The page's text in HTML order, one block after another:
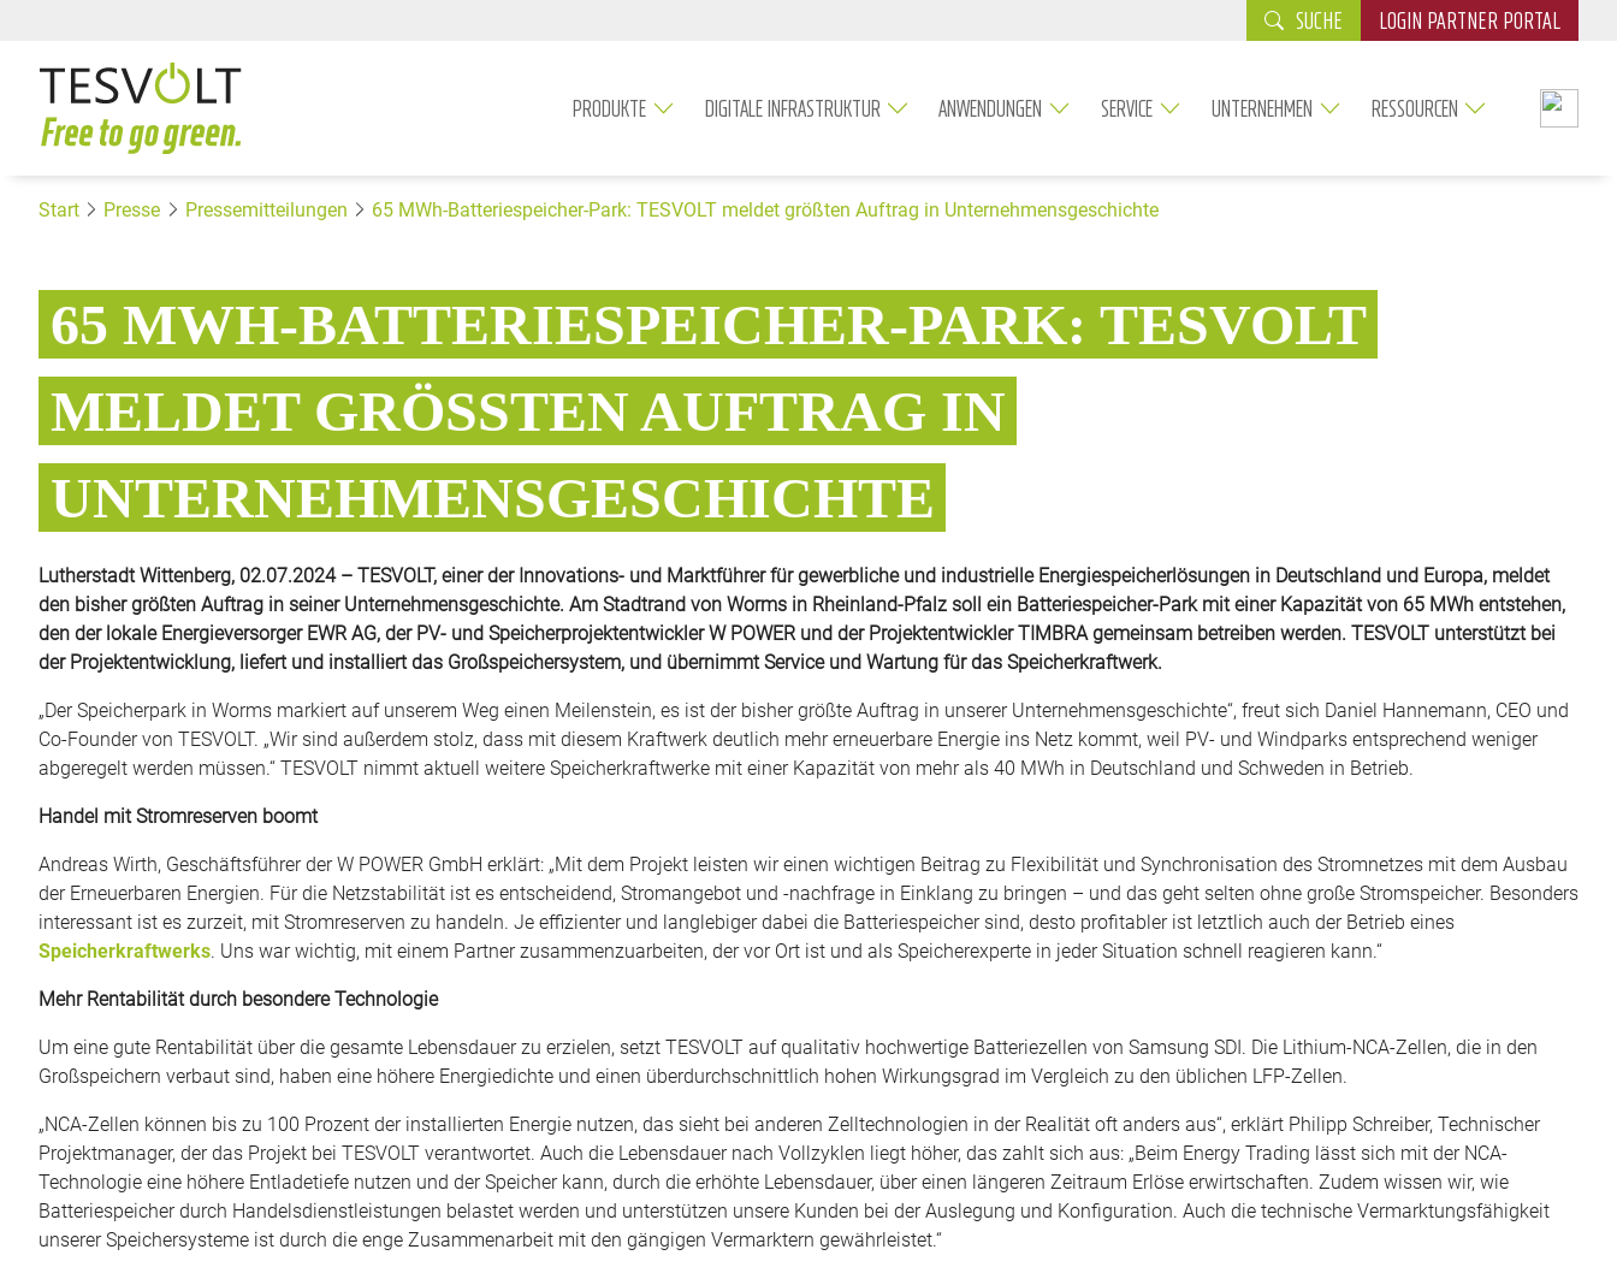
SUCHE LOGIN PARTNER PORTAL
PRODUKTE DIGITALE INFRASTRUKTUR ANWENDUNGEN SERVICE UNTERNEHMEN RESSOURCEN
Start Presse Pressemitteilungen 65 MWh-Batteriespeicher-Park: TESVOLT meldet größten Auftrag in Unternehmensgeschichte
65 MWH-BATTERIESPEICHER-PARK: TESVOLT
MELDET GRÖSSTEN AUFTRAG IN U
NTERNEHMENSGESCHICHTE
Lutherstadt Wittenberg, 02.07.2024 – TESVOLT, einer der Innovations- und Marktführer für gewerbliche und industrielle Energiespeicherlösungen in Deutschland und Europa, meldet
den bisher größten Auftrag in seiner Unternehmensgeschichte. Am Stadtrand von Worms in Rheinland-Pfalz soll ein Batteriespeicher-Park mit einer Kapazität von 65 MWh entstehen,
den der lokale Energieversorger EWR AG, der PV- und Speicherprojektentwickler W POWER und der Projektentwickler TIMBRA gemeinsam betreiben werden. TESVOLT unterstützt bei
der Projektentwicklung, liefert und installiert das Großspeichersystem, und übernimmt Service und Wartung für das Speicherkraftwerk.
„Der Speicherpark in Worms markiert auf unserem Weg einen Meilenstein, es ist der bisher größte Auftrag in unserer Unternehmensgeschichte“, freut sich Daniel Hannemann, CEO und
Co-Founder von TESVOLT. „Wir sind außerdem stolz, dass mit diesem Kraftwerk deutlich mehr erneuerbare Energie ins Netz kommt, weil PV- und Windparks entsprechend weniger
abgeregelt werden müssen.“ TESVOLT nimmt aktuell weitere Speicherkraftwerke mit einer Kapazität von mehr als 40 MWh in Deutschland und Schweden in Betrieb.
Handel mit Stromreserven boomt
Andreas Wirth, Geschäftsführer der W POWER GmbH erklärt: „Mit dem Projekt leisten wir einen wichtigen Beitrag zu Flexibilität und Synchronisation des Stromnetzes mit dem Ausbau
der Erneuerbaren Energien. Für die Netzstabilität ist es entscheidend, Stromangebot und -nachfrage in Einklang zu bringen – und das geht selten ohne große Stromspeicher. Besonders
interessant ist es zurzeit, mit Stromreserven zu handeln. Je effizienter und langlebiger dabei die Batteriespeicher sind, desto profitabler ist letztlich auch der Betrieb eines
Speicherkraftwerks. Uns war wichtig, mit einem Partner zusammenzuarbeiten, der vor Ort ist und als Speicherexperte in jeder Situation schnell reagieren kann.“
Mehr Rentabilität durch besondere Technologie
Um eine gute Rentabilität über die gesamte Lebensdauer zu erzielen, setzt TESVOLT auf qualitativ hochwertige Batteriezellen von Samsung SDI. Die Lithium-NCA-Zellen, die in den
Großspeichern verbaut sind, haben eine höhere Energiedichte und einen überdurchschnittlich hohen Wirkungsgrad im Vergleich zu den üblichen LFP-Zellen.
„NCA-Zellen können bis zu 100 Prozent der installierten Energie nutzen, das sieht bei anderen Zelltechnologien in der Realität oft anders aus“, erklärt Philipp Schreiber, Technischer
Projektmanager, der das Projekt bei TESVOLT verantwortet. Auch die Lebensdauer nach Vollzyklen liegt höher, das zahlt sich aus: „Beim Energy Trading lässt sich mit der NCA-
Technologie eine höhere Entladetiefe nutzen und der Speicher kann, durch die erhöhte Lebensdauer, über einen längeren Zeitraum Erlöse erwirtschaften. Zudem wissen wir, wie
Batteriespeicher durch Handelsdienstleistungen belastet werden und unterstützen unsere Kunden bei der Auslegung und Konfiguration. Auch die technische Vermarktungsfähigkeit
unserer Speichersysteme ist durch die enge Zusammenarbeit mit den gängigen Vermarktern gewährleistet.“